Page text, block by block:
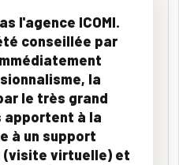
l'agence ICOMI.
conseillée par
la
le très grand
apportent à la
à un support
(visite virtuelle) et